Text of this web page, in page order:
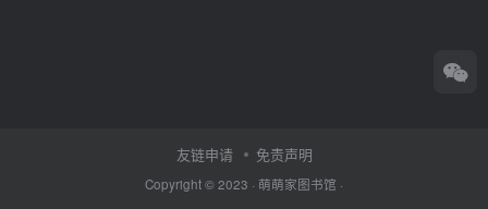
友链申请 免责声明
Copyright © 2023 · 萌萌家图书馆 ·